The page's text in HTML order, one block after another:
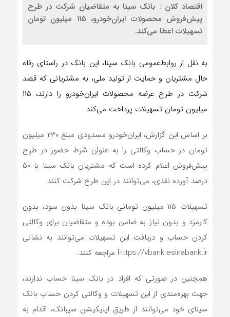
اقتصاد کلان : بانک سینا به متقاضیان شرکت در طرح
پیش‌فروش محصولات ایران‌خودرو، ۱۱۵ میلیون تومان
تسهیلات اعطا می‌کند.
به نقل از روابط‌عمومی بانک سینا، این بانک در راستای رفاه
حال مشتریان و حمایت از تولید ملی، به مشتریانی که قصد
شرکت در طرح عرضه محصولات ایران‌خودرو را دارند، ۱۱۵
میلیون تومان تسهیلات پرداخت می‌کند.
بر اساس این گزارش، ایران‌خودرو مسدودی مبلغ ۲۳۰ میلیون
تومان در حساب وکالتی را به عنوان شرط حضور در طرح
پیش‌فروش اعلام کرده است که مشتریان بانک سینا با ۵۰
درصد آورده نقدی، می‌توانند در این طرح شرکت کنند.
تسهیلات ۱۱۵ میلیون تومانی بانک سینا بدون سود، بدون
کارمزد و بدون نیاز به ضامن بوده و متقاضیان برای وکالتی
کردن حساب و دریافت این تسهیلات می‌توانند به نشانی
Https://vbank.esinabank.ir مراجعه کنند.
همچنین در صورتی که افراد در بانک سینا حساب ندارند،
جهت بهره‌مندی از این تسهیلات و‌ وکالتی کردن حساب بانک
سینای خود می‌توانند از طریق اپلیکیشن سیبانک، اقدام به